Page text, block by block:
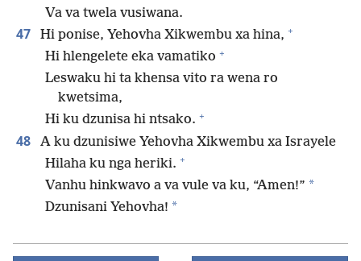
Va va twela vusiwana.
47 Hi ponise, Yehovha Xikwembu xa hina, +
Hi hlengelete eka vamatiko +
Leswaku hi ta khensa vito ra wena ro
kwetsima,
Hi ku dzunisa hi ntsako. +
48
A ku dzunisiwe Yehovha Xikwembu xa Israyele
Hilaha ku nga heriki. +
Vanhu hinkwavo a va vule va ku, “Amen!” *
Dzunisani Yehovha! *